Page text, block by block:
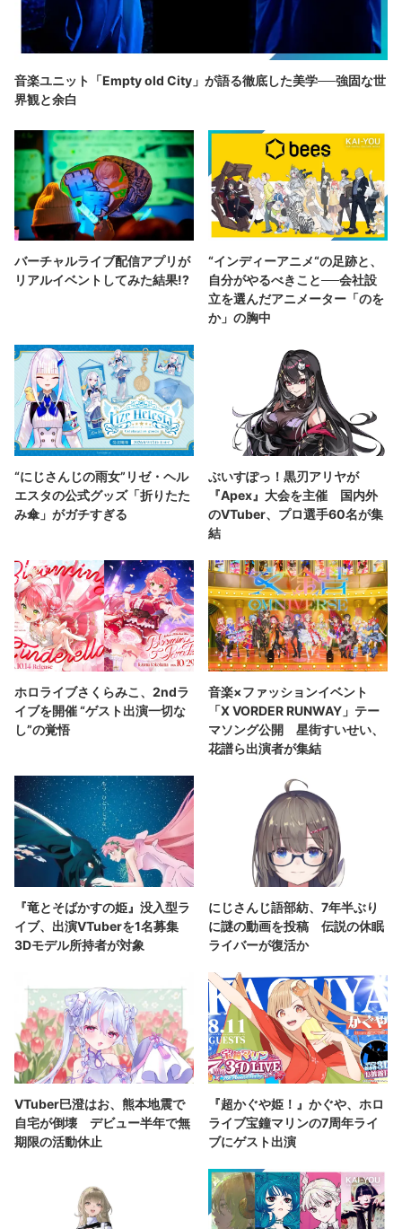
音楽ユニット「Empty old City」が語る徹底した美学──強固な世
界観と余白
バーチャルライブ配信アプリが
リアルイベントしてみた結果!?
“インディーアニメ“の足跡と、
自分がやるべきこと──会社設
立を選んだアニメーター「のを
か」の胸中
“にじさんじの雨女”リゼ・ヘル
エスタの公式グッズ「折りたた
み傘」がガチすぎる
ぶいすぽっ！黒刃アリヤが
『Apex』大会を主催 国内外
のVTuber、プロ選手60名が集
結
ホロライブさくらみこ、2ndラ
イブを開催 “ゲスト出演一切な
し”の覚悟
音楽×ファッションイベント
「X VORDER RUNWAY」テー
マソング公開 星街すいせい、
花譜ら出演者が集結
『竜とそばかすの姫』没入型ラ
イブ、出演VTuberを1名募集
3Dモデル所持者が対象
にじさんじ語部紡、7年半ぶり
に謎の動画を投稿 伝説の休眠
ライバーが復活か
VTuber巳澄はお、熊本地震で
自宅が倒壊 デビュー半年で無
期限の活動休止
『超かぐや姫！』かぐや、ホロ
ライブ宝鐘マリンの7周年ライ
ブにゲスト出演